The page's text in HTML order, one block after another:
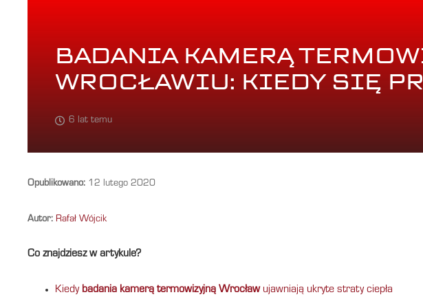
BADANIA KAMERĄ
WROCŁAWIU: KIEDY SIĘ
6 lat temu
Opublikowano: 12 lutego 2020
Autor: Rafał Wójcik
Co znajdziesz w artykule?
Kiedy badania kamerą termowizyjną Wrocławujawniają ukryte straty ciepła